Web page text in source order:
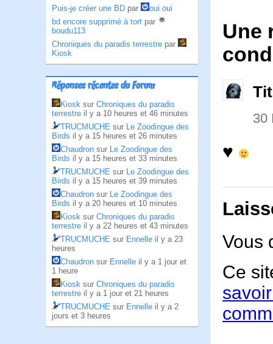
Puis-je créer une BD par
oui oui
bd encore supprimé à tort par
boudu113
Chroniques du paradis terrestre par
Kiosk
Réponses récentes du Forum
Kiosk sur Chroniques du paradis
terrestre il y a 10 heures et 46 minutes
TRUCMUCHE sur Le Zoodingue des
Birds il y a 15 heures et 26 minutes
Chaudron sur Le Zoodingue des
Birds il y a 15 heures et 33 minutes
TRUCMUCHE sur Le Zoodingue des
Birds il y a 15 heures et 39 minutes
Chaudron sur Le Zoodingue des
Birds il y a 20 heures et 10 minutes
Kiosk sur Chroniques du paradis
terrestre il y a 22 heures et 43 minutes
TRUCMUCHE sur Ennelle il y a 23
heures
Chaudron sur Ennelle il y a 1 jour et
1 heure
Kiosk sur Chroniques du paradis
terrestre il y a 1 jour et 21 heures
TRUCMUCHE sur Ennelle il y a 2
jours et 3 heures
Une
30
♥
Vous
Ce